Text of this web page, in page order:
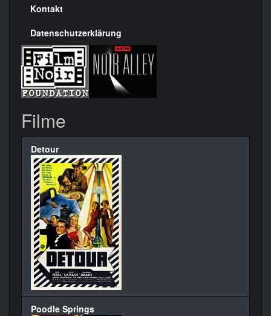
Kontakt
Datenschutzerklärung
Filme
Detour
Poodle Springs